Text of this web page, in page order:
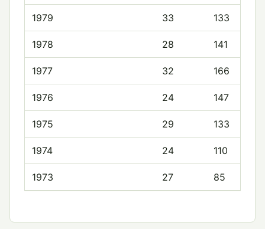
1979 33 133
1978 28 141
1977 32 166
1976 24 147
1975 29 133
1974 24 110
1973 27 85